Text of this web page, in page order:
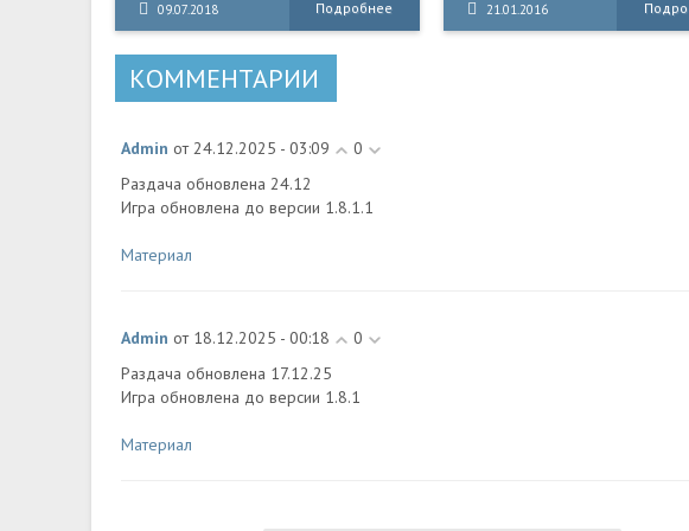
остались после мировой войны.
Манки (Monkey) попадает в плен.
09.07.2018 Подробнее
преодолевать трудности и
21.01.2016
КОММЕНТАРИИ
0
Admin от 24.12.2025 - 03:09
Раздача обновлена 24.12
Игра обновлена до версии 1.8.1.1
Материал
0
Admin от 18.12.2025 - 00:18
Раздача обновлена 17.12.25
Игра обновлена до версии 1.8.1
Материал